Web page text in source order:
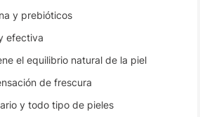
y prebióticos
efectiva
el equilibrio natural de la piel
de frescura
y todo tipo de pieles